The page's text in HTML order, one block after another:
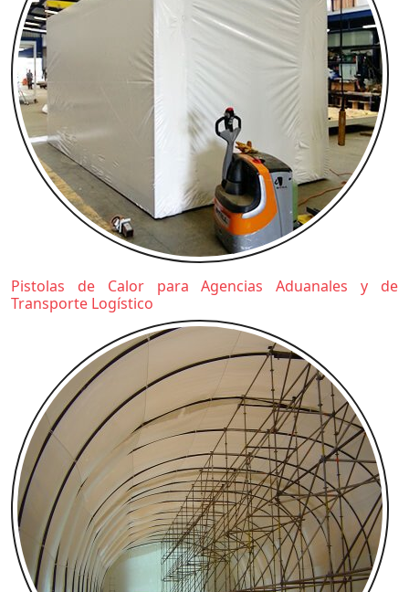
Pistolas de Calor para Agencias Aduanales y de
Transporte Logístico